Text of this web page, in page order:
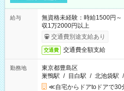
給与
無資格未経験：時給1500
収1万2000円以上
交通費別途支給あり
交通費 交通費全額支給
勤務地
東京都豊島区
巣鴨駅 / 目白駅 / 北池袋駅 /
≪自宅からドアtoドアで30